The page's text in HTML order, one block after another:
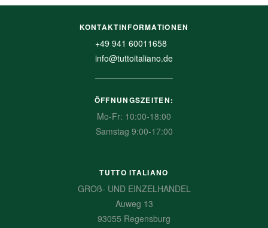
KONTAKTINFORMATIONEN
+49 941 60011658
info@tuttoitaliano.de
ÖFFNUNGSZEITEN:
Mo-Fr: 10:00-18:00
Samstag 9:00-17:00
TUTTO ITALIANO
GROß- UND EINZELHANDEL
Auweg 13
93055 Regensburg